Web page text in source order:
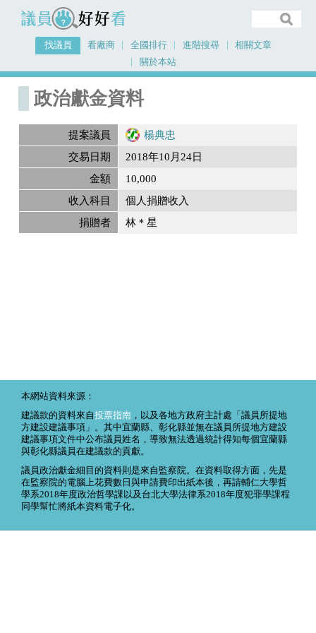
議員好好看
找議員 看廠商 全國排行 進階搜尋
相關文章
關於本站
首頁
政治獻金資料
提案議員
楊典忠
交易日期
2018年10月24日
金額
10,000
收入科目
個人捐贈收入
捐贈者
林＊星
本網站資料來源：
建議款的資料來自投票指南 ，以及各地方政府主計處「議員所提地
方建設建議事項」。其中宜蘭縣、彰化縣並無在議員所提地方建設
建議事項文件中公布議員姓名，導致無法透過統計得知每個宜蘭縣
與彰化縣議員在建議款的貢獻。
議員政治獻金細目的資料則是來自監察院。在資料取得方面，先是
在監察院的電腦上花費數日與申請費印出紙本後，再請輔仁大學哲
學系2018年度政治哲學課以及台北大學法律系2018年度犯罪學課程
同學幫忙將紙本資料電子化。